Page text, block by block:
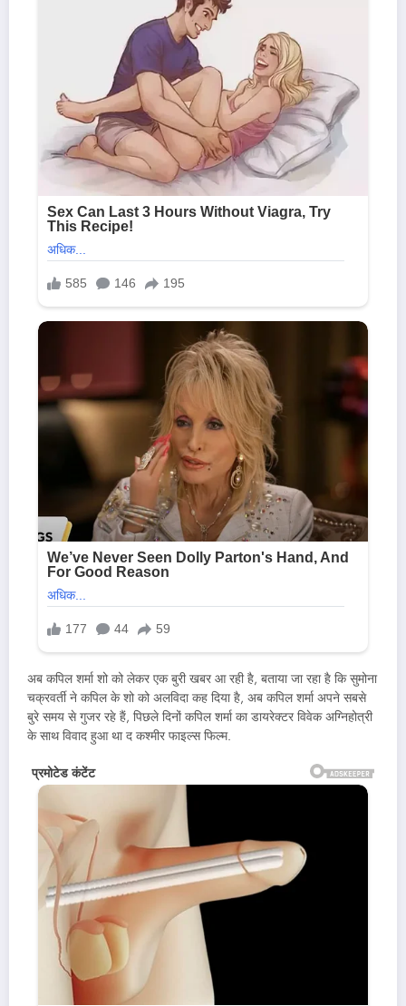
अब कपिल शर्मा शो को लेकर एक बुरी खबर आ रही है, बताया जा रहा है कि सुमोना
चक्रवर्ती ने कपिल के शो को अलविदा कह दिया है, अब कपिल शर्मा अपने सबसे
बुरे समय से गुजर रहे हैं, पिछले दिनों कपिल शर्मा का डायरेक्टर विवेक अग्निहोत्री
के साथ विवाद हुआ था द कश्मीर फाइल्स फिल्म.